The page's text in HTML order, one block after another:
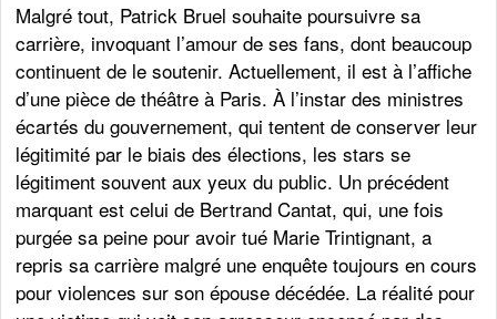
Malgré tout, Patrick Bruel souhaite poursuivre sa
carrière, invoquant l’amour de ses fans, dont beaucoup
continuent de le soutenir. Actuellement, il est à l’affiche
d’une pièce de théâtre à Paris. À l’instar des ministres
écartés du gouvernement, qui tentent de conserver leur
légitimité par le biais des élections, les stars se
légitiment souvent aux yeux du public. Un précédent
marquant est celui de Bertrand Cantat, qui, une fois
purgée sa peine pour avoir tué Marie Trintignant, a
repris sa carrière malgré une enquête toujours en cours
pour violences sur son épouse décédée. La réalité pour